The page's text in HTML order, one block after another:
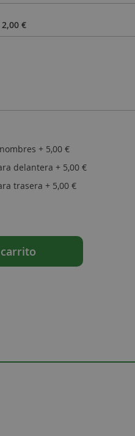
2,00 €
+ 5,00 €
delantera + 5,00 €
trasera + 5,00 €